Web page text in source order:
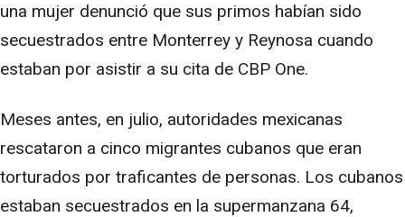
una mujer denunció que sus primos habían sido
secuestrados entre Monterrey y Reynosa cuando
estaban por asistir a su cita de CBP One.
Meses antes, en julio, autoridades mexicanas
rescataron a cinco migrantes cubanos que eran
torturados por traficantes de personas. Los cubanos
estaban secuestrados en la supermanzana 64,